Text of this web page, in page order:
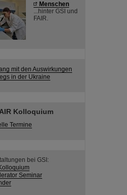
Menschen
...hinter GSI und
FAIR.
mit den Auswirkungen
in der Ukraine
Kolloquium
Termine
bei GSI:
Seminar